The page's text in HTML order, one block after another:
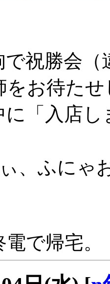
祝勝会（
をお待た
に「入店
、ふにゃ
で帰宅。